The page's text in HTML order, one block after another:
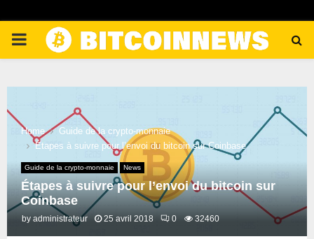
PRIMARY
Home
Guide de la crypto-monnaie
Étapes à suivre pour l’envoi du bitcoin sur Coinbase
Guide de la crypto-monnaie News
Étapes à suivre pour l’envoi du bitcoin sur
Coinbase
by administrateur 25 avril 2018 0 32460